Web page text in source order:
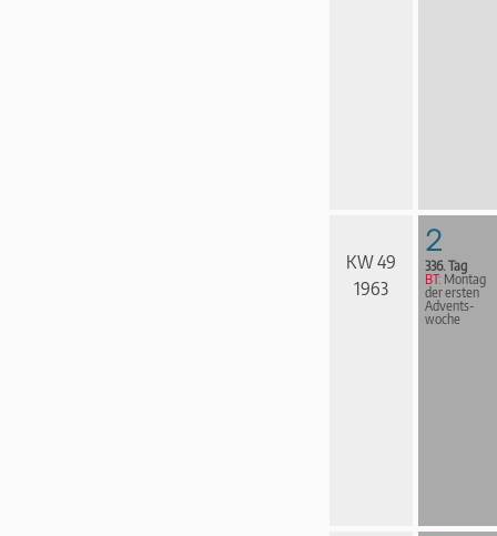
KW 49
1963
2
336. Tag
BT: Montag
der ersten
Advents­
woche